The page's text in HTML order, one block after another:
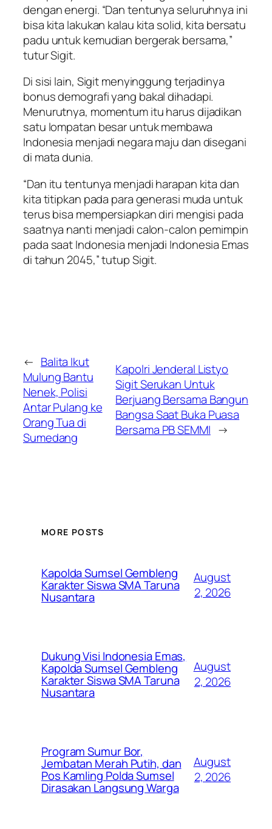
dengan energi. “Dan tentunya seluruhnya ini
bisa kita lakukan kalau kita solid, kita bersatu
padu untuk kemudian bergerak bersama,”
tutur Sigit.
Di sisi lain, Sigit menyinggung terjadinya
bonus demografi yang bakal dihadapi.
Menurutnya, momentum itu harus dijadikan
satu lompatan besar untuk membawa
Indonesia menjadi negara maju dan disegani
di mata dunia.
“Dan itu tentunya menjadi harapan kita dan
kita titipkan pada para generasi muda untuk
terus bisa mempersiapkan diri mengisi pada
saatnya nanti menjadi calon-calon pemimpin
pada saat Indonesia menjadi Indonesia Emas
di tahun 2045,” tutup Sigit.
← Balita Ikut
Mulung Bantu
Nenek, Polisi
Antar Pulang ke
Orang Tua di
Sumedang
Kapolri Jenderal Listyo
Sigit Serukan Untuk
Berjuang Bersama Bangun
Bangsa Saat Buka Puasa
Bersama PB SEMMI →
MORE POSTS
Kapolda Sumsel Gembleng
Karakter Siswa SMA Taruna
Nusantara
August
2, 2026
Dukung Visi Indonesia Emas,
Kapolda Sumsel Gembleng
Karakter Siswa SMA Taruna
Nusantara
August
2, 2026
Program Sumur Bor,
Jembatan Merah Putih, dan
Pos Kamling Polda Sumsel
Dirasakan Langsung Warga
August
2, 2026